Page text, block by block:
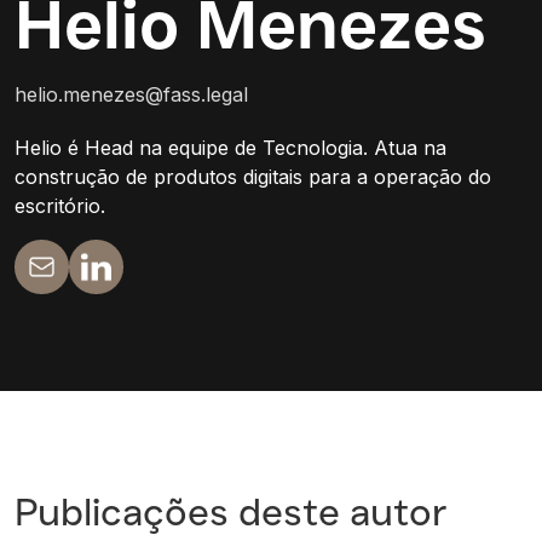
Helio Menezes
helio.menezes@fass.legal
Helio é Head na equipe de Tecnologia. Atua na
construção de produtos digitais para a operação do
escritório.
Publicações deste autor